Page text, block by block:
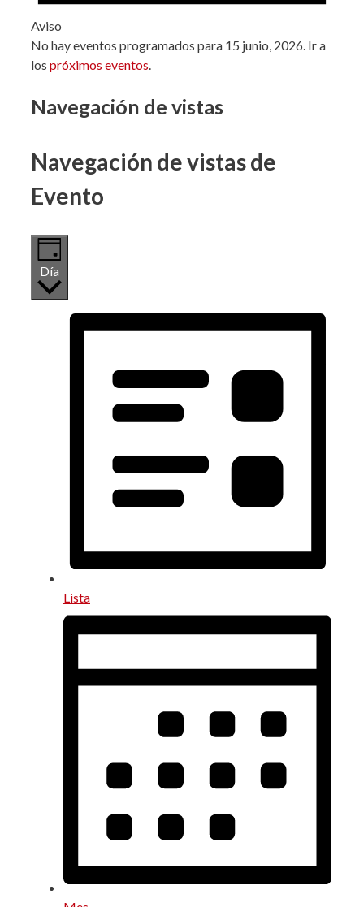
Aviso
No hay eventos programados para 15 junio, 2026. Ir a
los próximos eventos.
Navegación de vistas
Navegación de vistas de
Evento
Día
Lista